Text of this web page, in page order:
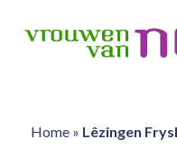
Home» Lêzingen